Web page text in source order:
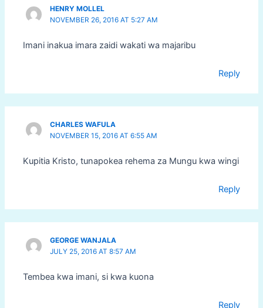
HENRY MOLLEL
NOVEMBER 26, 2016 AT 5:27 AM
Imani inakua imara zaidi wakati wa majaribu
Reply
CHARLES WAFULA
NOVEMBER 15, 2016 AT 6:55 AM
Kupitia Kristo, tunapokea rehema za Mungu kwa wingi
Reply
GEORGE WANJALA
JULY 25, 2016 AT 8:57 AM
Tembea kwa imani, si kwa kuona
Reply